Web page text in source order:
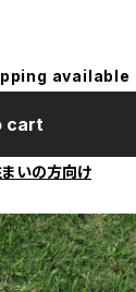
available
cart
いの方向け